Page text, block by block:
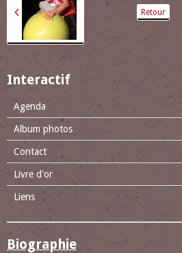
Retour
Interactif
Agenda
Album photos
Contact
Livre d'or
Liens
Biographie